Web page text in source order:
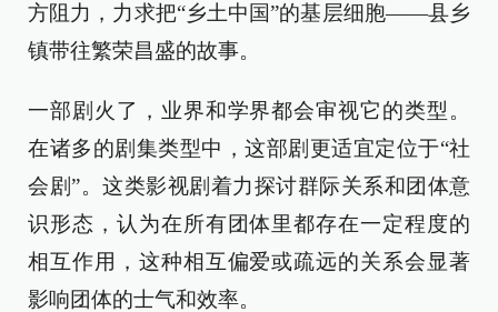
方阻力，力求把“乡土中国”的基层细胞——县乡
镇带往繁荣昌盛的故事。
一部剧火了，业界和学界都会审视它的类型。
在诸多的剧集类型中，这部剧更适宜定位于“社
会剧”。这类影视剧着力探讨群际关系和团体意
识形态，认为在所有团体里都存在一定程度的
相互作用，这种相互偏爱或疏远的关系会显著
影响团体的士气和效率。